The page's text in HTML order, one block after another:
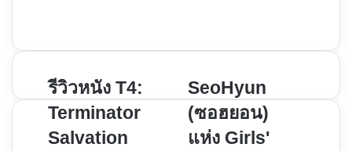
รีวิว
หนัง
T4:
Terminator
รีวิวหนัง T4:
Terminator
Salvation
SeoHyun
(ซอฮ
ยอน)
แห่ง
SeoHyun
(ซอฮยอน)
แห่ง Girls'